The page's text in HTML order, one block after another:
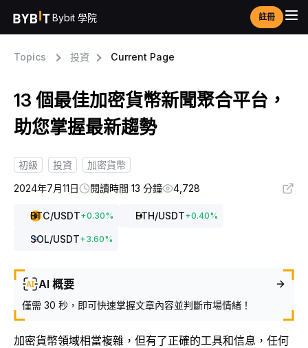
Bybit 學院 註冊
Topics 投資 Current Page
13 個最佳加密貨幣新聞聚合平台，
助您掌握最新趨勢
初級 投資
加密貨幣
2024年7月11日
閱讀時間 13 分鐘 4,728
BTC/USDT+0.30% ETH/USDT+0.40%
SOL/USDT+3.60%
AI 概要
僅需 30 秒，即可快速掌握文章內容並判斷市場情緒！
加密貨幣領域相當複雜，但有了正確的工具和信息，任何